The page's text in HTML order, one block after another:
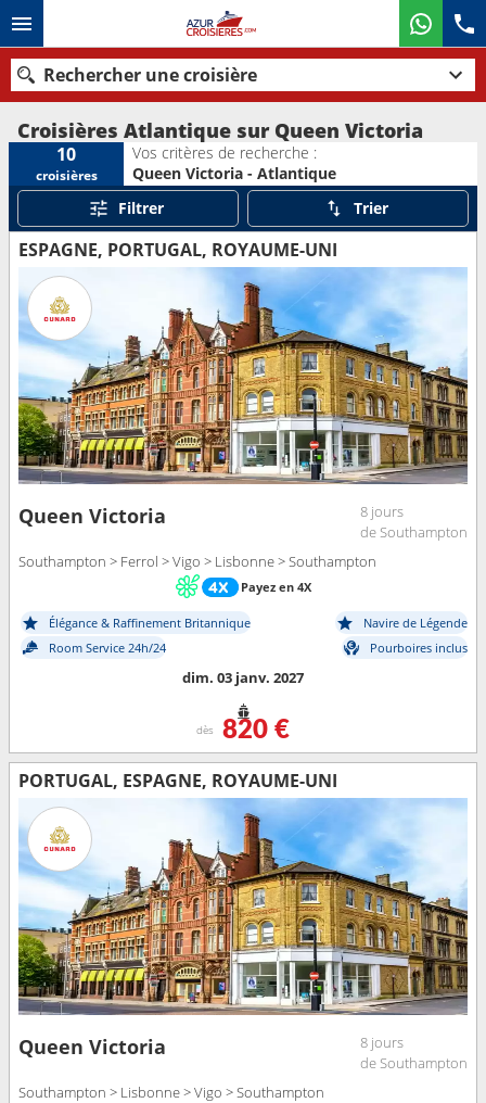
Rechercher une croisière
Nos destinations
Mois de départ
Ports Compagnies
Rechercher
Croisières Atlantique sur Queen Victoria
10
croisières
Vos critères de recherche :
Queen Victoria - Atlantique
Filtrer
Trier
ESPAGNE, PORTUGAL, ROYAUME-UNI
Queen Victoria
8 jours
de Southampton
Southampton > Ferrol > Vigo > Lisbonne > Southampton
Payez en 4X
Élégance & Raffinement Britannique
Navire de Légende
Room Service 24h/24
Pourboires inclus
dim. 03 janv. 2027
dès 820 €
PORTUGAL, ESPAGNE, ROYAUME-UNI
Queen Victoria
8 jours
de Southampton
Southampton > Lisbonne > Vigo > Southampton